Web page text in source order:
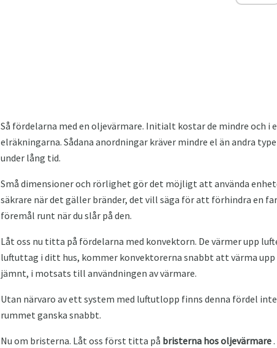
Så fördelarna med en oljevärmare. Initialt kostar de mindre och
elräkningarna. Sådana anordningar kräver mindre el än andra
under lång tid.
Små dimensioner och rörlighet gör det möjligt att använda
säkrare när det gäller bränder, det vill säga för att förhindra en
föremål runt när du slår på den.
Låt oss nu titta på fördelarna med konvektorn. De värmer upp
luftuttag i ditt hus, kommer konvektorerna snabbt att värma
jämnt, i motsats till användningen av värmare.
Utan närvaro av ett system med luftutlopp finns denna fördel
rummet ganska snabbt.
Nu om bristerna. Låt oss först titta på bristerna hos oljevärmare